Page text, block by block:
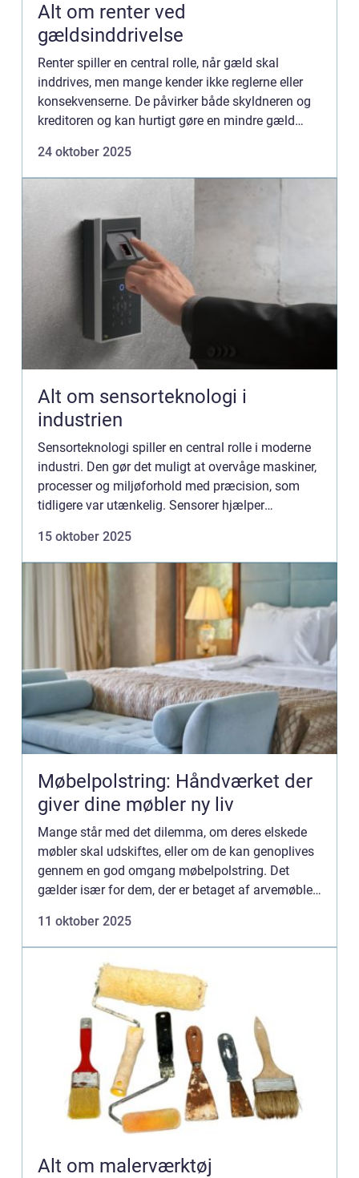
Alt om renter ved
gældsinddrivelse
Renter spiller en central rolle, når gæld skal
inddrives, men mange kender ikke reglerne eller
konsekvenserne. De påvirker både skyldneren og
kreditoren og kan hurtigt gøre en mindre gæld
24 oktober 2025
Alt om sensorteknologi i
industrien
Sensorteknologi spiller en central rolle i moderne
industri. Den gør det muligt at overvåge maskiner,
processer og miljøforhold med præcision, som
tidligere var utænkelig. Sensorer hjælper
15 oktober 2025
Møbelpolstring: Håndværket der
giver dine møbler ny liv
Mange står med det dilemma, om deres elskede
møbler skal udskiftes, eller om de kan genoplives
gennem en god omgang møbelpolstring. Det
gælder især for dem, der er betaget af arvemøbler
11 oktober 2025
Alt om malerværktøj